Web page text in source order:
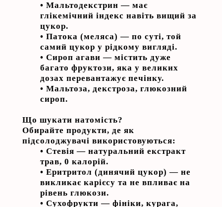
• Мальтодекстрин — має
глікемічний індекс навіть вищий за
цукор.
• Патока (меляса) — по суті, той
самий цукор у рідкому вигляді.
• Сироп агави — містить дуже
багато фруктози, яка у великих
дозах перевантажує печінку.
• Мальтоза, декстроза, глюкозний
сироп.
Що шукати натомість?
Обирайте продукти, де як
підсолоджувачі використовуються:
• Стевія — натуральний екстракт
трав, 0 калорій.
• Еритритол (динячий цукор) — не
викликає карієсу та не впливає на
рівень глюкози.
• Сухофрукти — фініки, курага,